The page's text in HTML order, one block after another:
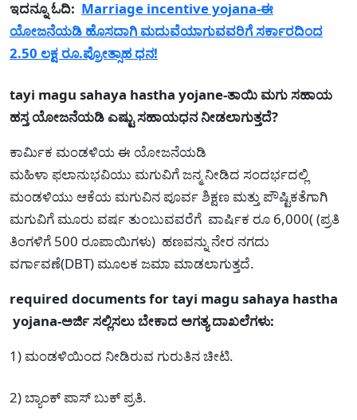
ಇದನ್ನೂ ಓದಿ: Marriage incentive yojana-ಈ
ಯೋಜನೆಯಡಿ ಹೊಸದಾಗಿ ಮದುವೆಯಾಗುವವರಿಗೆ ಸರ್ಕಾರದಿಂದ
2.50 ಲಕ್ಷ ರೂ.ಪ್ರೋತ್ಸಾಹ ಧನ!
tayi magu sahaya hastha yojane-ತಾಯಿ ಮಗು ಸಹಾಯ
ಹಸ್ತ ಯೋಜನೆಯಡಿ ಎಷ್ಟು ಸಹಾಯಧನ ನೀಡಲಾಗುತ್ತದೆ?
ಕಾರ್ಮಿಕ ಮಂಡಳಿಯ ಈ ಯೋಜನೆಯಡಿ
ಮಹಿಳಾ ಫಲಾನುಭವಿಯು ಮಗುವಿಗೆ ಜನ್ಮ ನೀಡಿದ ಸಂದರ್ಭದಲ್ಲಿ
ಮಂಡಳಿಯು ಆಕೆಯ ಮಗುವಿನ ಪೂರ್ವ ಶಿಕ್ಷಣ ಮತ್ತು ಪೌಷ್ಟಿಕತೆಗಾಗಿ
ಮಗುವಿಗೆ ಮೂರು ವರ್ಷ ತುಂಬುವವರೆಗೆ ವಾರ್ಷಿಕ ರೂ 6,000( (ಪ್ರತಿ
ತಿಂಗಳಿಗೆ 500 ರೂಪಾಯಿಗಳು) ಹಣವನ್ನು ನೇರ ನಗದು
ವರ್ಗಾವಣೆ(DBT) ಮೂಲಕ ಜಮಾ ಮಾಡಲಾಗುತ್ತದೆ.
required documents for tayi magu sahaya hastha
yojana-ಅರ್ಜಿ ಸಲ್ಲಿಸಲು ಬೇಕಾದ ಅಗತ್ಯ ದಾಖಲೆಗಳು:
1) ಮಂಡಳಿಯಿಂದ ನೀಡಿರುವ ಗುರುತಿನ ಚೀಟಿ.
2) ಬ್ಯಾಂಕ್ ಪಾಸ್ ಬುಕ್ ಪ್ರತಿ.